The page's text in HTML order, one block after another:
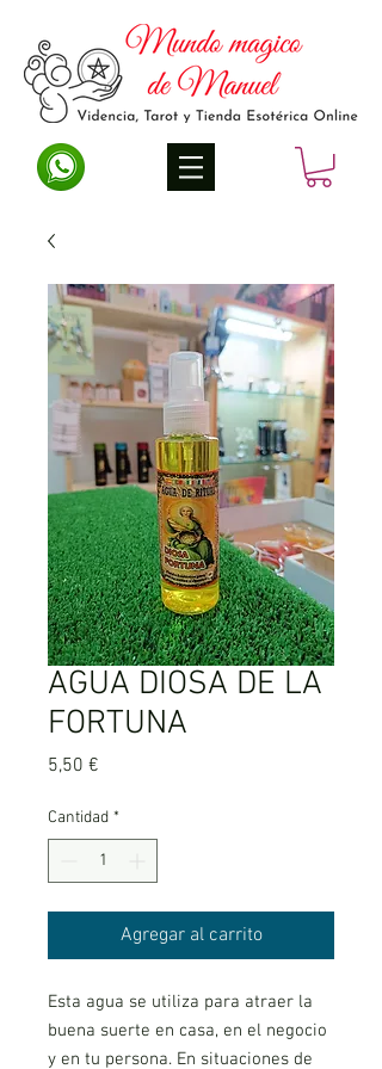
AGUA DIOSA DE LA
FORTUNA
5,50 €
Cantidad *
Agregar al carrito
Esta agua se utiliza para atraer la
buena suerte en casa, en el negocio
y en tu persona. En situaciones de